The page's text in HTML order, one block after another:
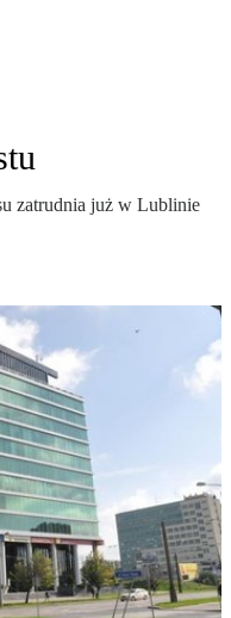
zatrudnia już w Lublinie